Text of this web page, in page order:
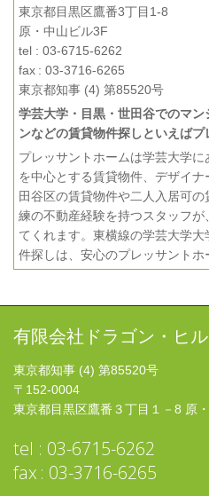
東京都目黒区鷹番3丁目1-8
原・中山ビル3F
tel : 03-6715-6262
fax : 03-3716-6265
東京都知事 (4) 第85520号
学芸大学・目黒・世田谷でのマ
ンなどの賃貸物件探しといえばプ
プレッサントホームは学芸大学
を中心とする賃貸物件、デザイ
田谷区の賃貸物件や二人入居可
練の不動産経験を持つスタッフ
てくれます。東横線の学芸大学
件探しは、安心のプレッサントホ
有限会社ドラゴン・ヒル
東京都知事 (4) 第85520号
〒152-0004
東京都目黒区鷹番３丁目１－8 原
tel : 03-6715-6262
fax : 03-3716-6265